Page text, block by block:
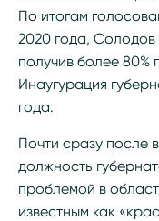
По итогам
2020 года, Солодов
получив более 80%
Инаугурация
года.
Почти сразу после
должность
проблемой в
известным как